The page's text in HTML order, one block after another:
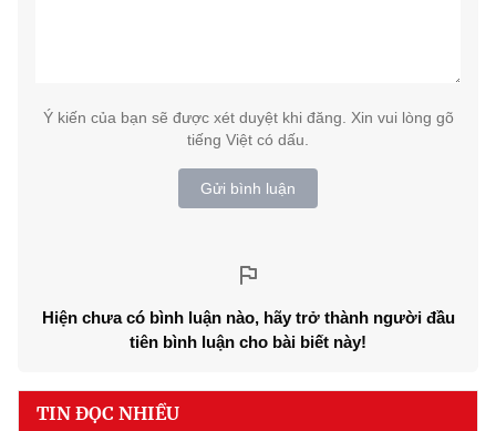
Ý kiến của bạn sẽ được xét duyệt khi đăng. Xin vui lòng gõ
tiếng Việt có dấu.
Gửi bình luận
Hiện chưa có bình luận nào, hãy trở thành người đầu
tiên bình luận cho bài biết này!
TIN ĐỌC NHIỀU